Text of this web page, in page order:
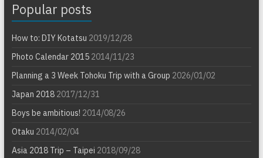
Popular posts
How to: DIY Kotatsu 2019/12/28
Photo Calendar 20152014/11/23
Planning a 3 Week Tohoku Trip with a Group 2026/01/02
Japan 20182017/12/31
Boys be ambitious! 2014/08/26
Otaku 2014/02/04
Asia 2018 Trip – Taipei 2018/09/28